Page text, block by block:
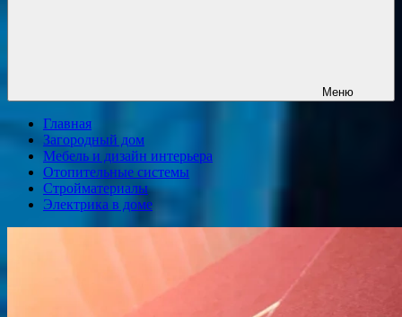
Меню
Главная
Загородный дом
Мебель и дизайн интерьера
Отопительные системы
Стройматериалы
Электрика в доме